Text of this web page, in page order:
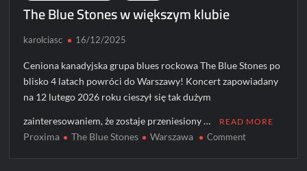
The Blue Stones w większym klubie
karolciasc 16/12/2025
Ceniona kanadyjska grupa blues rockowa The Blue Stones po
blisko 4 latach powróci do Warszawy! Koncert zapowiadany
na 12 lutego 2026 roku cieszył się tak dużym
zainteresowaniem, że zostaje przeniesiony … READ MORE
Proxima The Blue Stones Warszawa Commenton